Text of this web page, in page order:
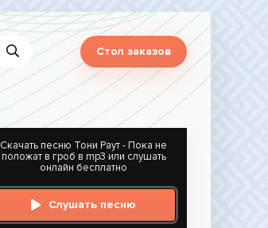
Стол заказов
Скачать песню Тони Раут - Пока не
положат в гроб в mp3 или слушать
онлайн бесплатно
Слушать песню